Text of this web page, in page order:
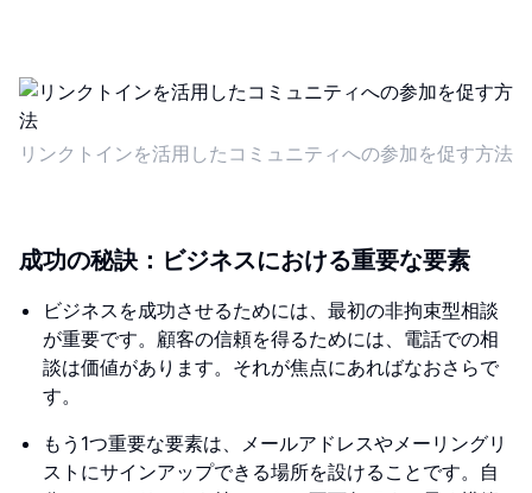
リンクトインを活用したコミュニティへの参加を促す方法
成功の秘訣：ビジネスにおける重要な要素
ビジネスを成功させるためには、最初の非拘束型相談
が重要です。顧客の信頼を得るためには、電話での相
談は価値があります。それが焦点にあればなおさらで
す。
もう1つ重要な要素は、メールアドレスやメーリングリ
ストにサインアップできる場所を設けることです。自